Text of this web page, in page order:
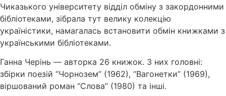
Чиказького університету відділ обміну з закордонними
бібліотеками, зібрала тут велику колекцію
україністики, намагалась встановити обмін книжками з
українськими бібліотеками.
Ганна Черінь — авторка 26 книжок. З них головні:
збірки поезій “Чорнозем” (1962), “Вагонетки” (1969),
віршований роман “Слова” (1980) та інші.